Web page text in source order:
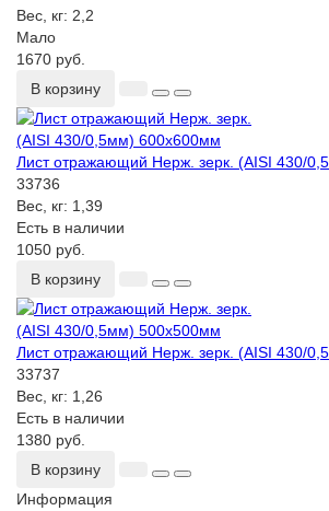
Вес, кг: 2,2
Мало
1670 руб.
В корзину
Лист отражающий Нерж. зерк. (AISI 430/
33736
Вес, кг: 1,39
Есть в наличии
1050 руб.
В корзину
Лист отражающий Нерж. зерк. (AISI 430/
33737
Вес, кг: 1,26
Есть в наличии
1380 руб.
В корзину
Информация